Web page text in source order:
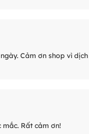
Cảm ơn shop vì dịch
Rất cảm ơn!